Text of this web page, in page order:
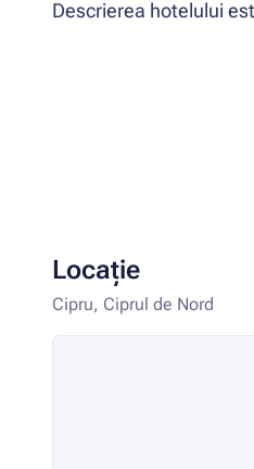
Descrierea hotelului
Locație
Cipru, Ciprul de Nord